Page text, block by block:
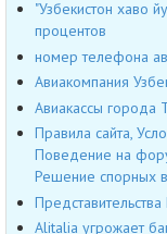
"Узбекистон хаво
процентов
номер телефона
Авиакомпания
Авиакассы города
Правила сайта,
Поведение на
Решение спорных
Alitalia угрожает